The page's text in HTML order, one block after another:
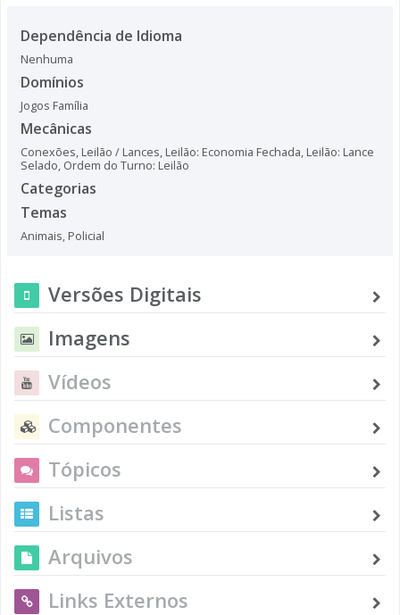
Dependência de Idioma
Nenhuma
Domínios
Jogos Família
Mecânicas
Conexões, Leilão / Lances, Leilão: Economia Fechada, Leilão: Lance
Selado, Ordem do Turno: Leilão
Categorias
Temas
Animais, Policial
Versões Digitais
Imagens
Vídeos
Componentes
Tópicos
Listas
Arquivos
Links Externos